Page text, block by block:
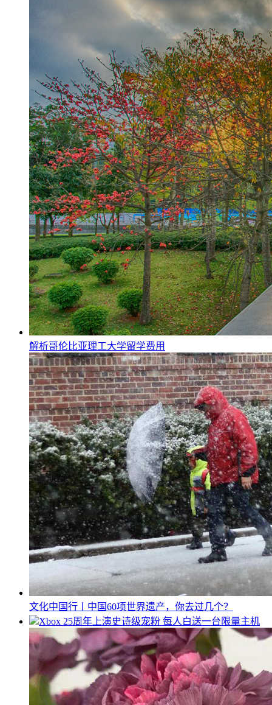
解析哥伦比亚理工大学留学费用
文化中国行丨中国60项世界遗产，你去过几个？
Xbox 25周年上演史诗级宠粉 每人白送一台限量主机